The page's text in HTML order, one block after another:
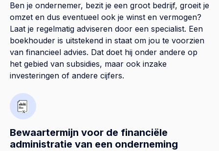
Ben je ondernemer, bezit je een groot bedrijf, groeit je
omzet en dus eventueel ook je winst en vermogen?
Laat je regelmatig adviseren door een specialist. Een
boekhouder is uitstekend in staat om jou te voorzien
van financieel advies. Dat doet hij onder andere op
het gebied van subsidies, maar ook inzake
investeringen of andere cijfers.
Bewaartermijn voor de financiële
administratie van een onderneming